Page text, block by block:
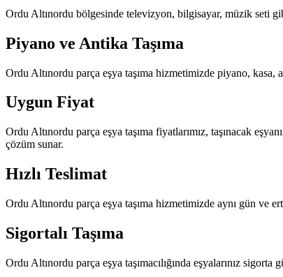
Ordu Altınordu bölgesinde televizyon, bilgisayar, müzik seti
Piyano ve Antika Taşıma
Ordu Altınordu parça eşya taşıma hizmetimizde piyano,
Uygun Fiyat
Ordu Altınordu parça eşya taşıma fiyatlarımız, taşınacak
çözüm sunar.
Hızlı Teslimat
Ordu Altınordu parça eşya taşıma hizmetimizde aynı gün ve
Sigortalı Taşıma
Ordu Altınordu parça eşya taşımacılığında eşyalarınız